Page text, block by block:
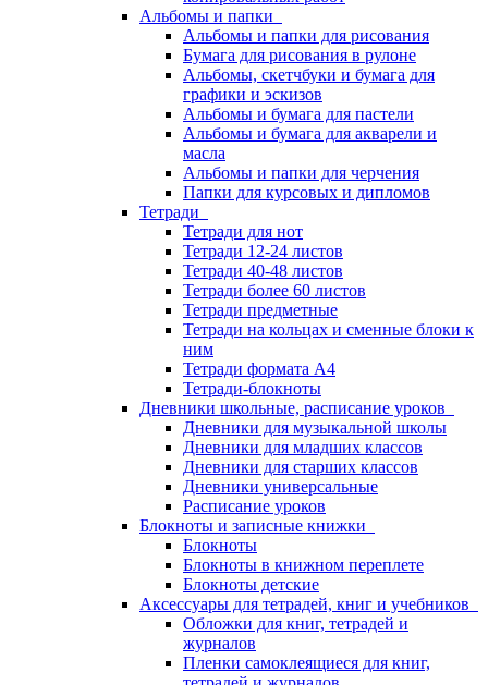
Альбомы и папки
Альбомы и папки для рисования
Бумага для рисования в рулоне
Альбомы, скетчбуки и бумага для
графики и эскизов
Альбомы и бумага для пастели
Альбомы и бумага для акварели и
масла
Альбомы и папки для черчения
Папки для курсовых и дипломов
Тетради
Тетради для нот
Тетради 12-24 листов
Тетради 40-48 листов
Тетради более 60 листов
Тетради предметные
Тетради на кольцах и сменные блоки к
ним
Тетради формата А4
Тетради-блокноты
Дневники школьные, расписание уроков
Дневники для музыкальной школы
Дневники для младших классов
Дневники для старших классов
Дневники универсальные
Расписание уроков
Блокноты и записные книжки
Блокноты
Блокноты в книжном переплете
Блокноты детские
Аксессуары для тетрадей, книг и учебников
Обложки для книг, тетрадей и
журналов
Пленки самоклеящиеся для книг,